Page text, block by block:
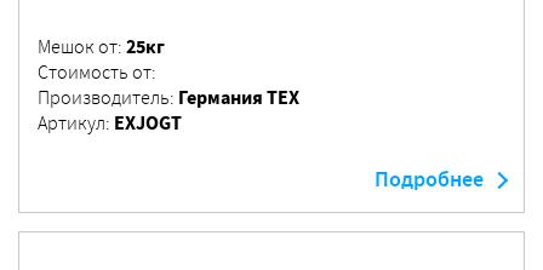
Мешок от: 25кг
Стоимость от:
Производитель: Германия ТЕХ
Артикул: EXJOGT
Подробнее